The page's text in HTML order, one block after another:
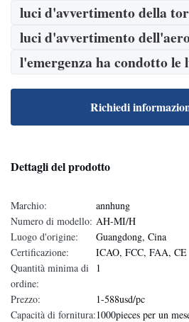
luci d'avvertimento della
luci d'avvertimento
l'emergenza ha condotto le
Richiedi
Dettagli del prodotto
Marchio:
annhung
Numero di modello: AH-MI/H
Luogo d'origine:
Guangdong, Cina
Certificazione:
ICAO, FCC, FAA, CE
Quantità minima di
ordine:
1
Prezzo:
1-588usd/pc
Capacità di fornitura:1000pieces per un